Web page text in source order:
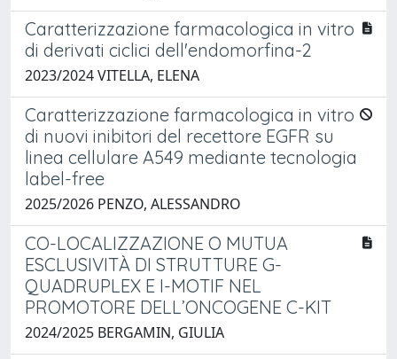
Caratterizzazione farmacologica in vitro
di derivati ciclici dell'endomorfina-2
2023/2024 VITELLA, ELENA
Caratterizzazione farmacologica in vitro
di nuovi inibitori del recettore EGFR su
linea cellulare A549 mediante tecnologia
label-free
2025/2026 PENZO, ALESSANDRO
CO-LOCALIZZAZIONE O MUTUA
ESCLUSIVITÀ DI STRUTTURE G-
QUADRUPLEX E I-MOTIF NEL
PROMOTORE DELL’ONCOGENE C-KIT
2024/2025 BERGAMIN, GIULIA